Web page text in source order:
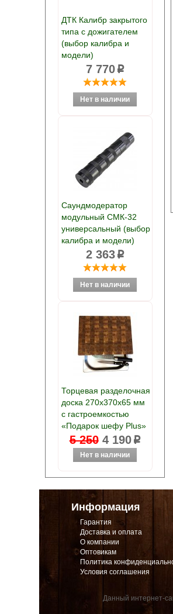
ДТК Калибр закрытого
типа с дожигателем
(выбор калибра и
модели)
7 770p
Саундмодератор
модульный СМК-32
универсальный (выбор
калибра и модели)
2 363p
Торцевая разделочная
доска 270х370х65 мм
с гастроемкостью
«Подарок шефу Plus»
5 250 4 190p
Информация
Гарантия
Доставка и оплата
О компании
Оптовикам
Политика
Условия соглашения
Данный интернет-